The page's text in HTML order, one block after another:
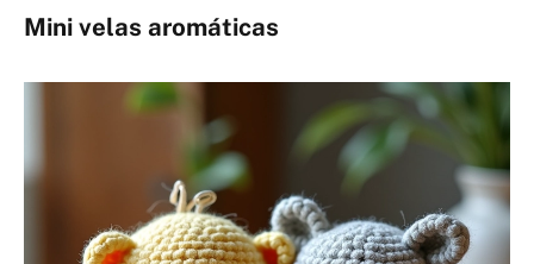
Mini velas aromáticas